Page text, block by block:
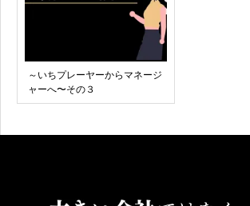
～いちプレーヤーからマネージ
ャーへ〜その３